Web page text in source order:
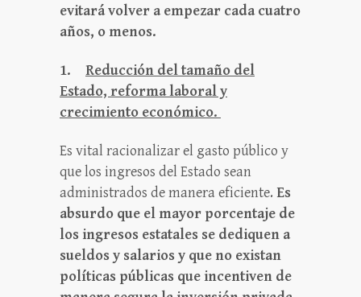
evitará volver a empezar cada cuatro
años, o menos.
1.
Reducción del tamaño del
Estado, reforma laboral y
crecimiento económico.
Es vital racionalizar el gasto público y
que los ingresos del Estado sean
administrados de manera eficiente. Es
absurdo que el mayor porcentaje de
los ingresos estatales se dediquen a
sueldos y salarios y que no existan
políticas públicas que incentiven de